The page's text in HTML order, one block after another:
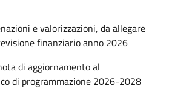
e valorizzazioni, da allegare
finanziario anno 2026
di aggiornamento al
di programmazione 2026-2028